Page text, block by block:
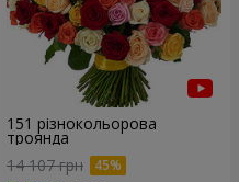
151 різнокольорова
троянда
14 107 грн